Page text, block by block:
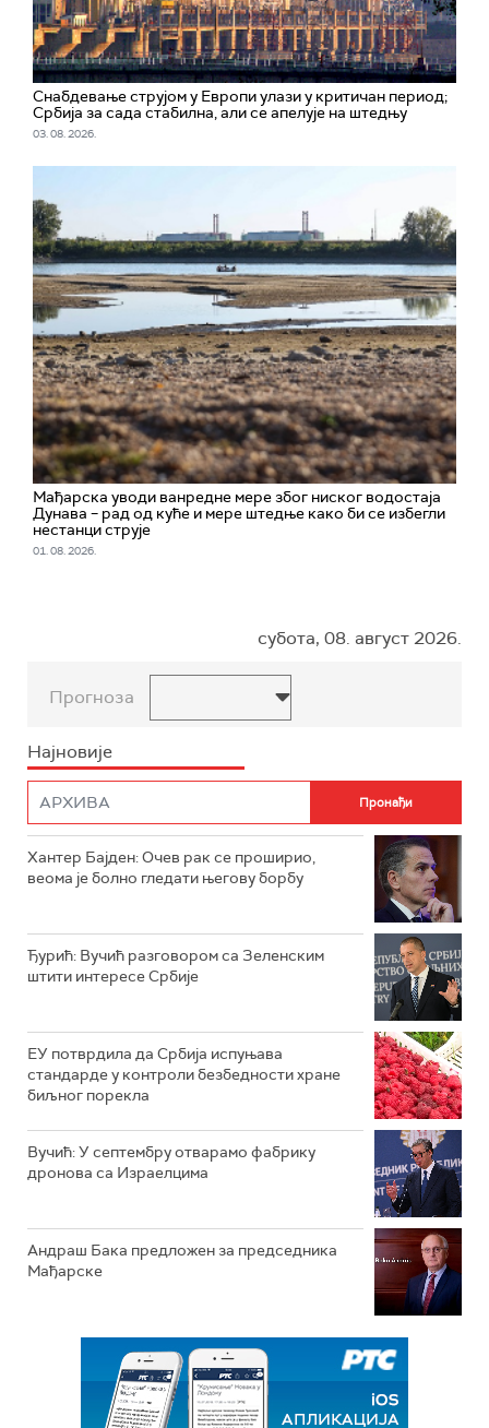
Снабдевање струјом у Европи улази у критичан период;
Србија за сада стабилна, али се апелује на штедњу
03. 08. 2026.
Мађарска уводи ванредне мере због ниског водостаја
Дунава – рад од куће и мере штедње како би се избегли
нестанци струје
01. 08. 2026.
субота, 08. август 2026.
Прогноза
Најновије
Хантер Бајден: Очев рак се проширио,
веома је болно гледати његову борбу
Ђурић: Вучић разговором са Зеленским
штити интересе Србије
ЕУ потврдила да Србија испуњава
стандарде у контроли безбедности хране
биљног порекла
Вучић: У септембру отварамо фабрику
дронова са Израелцима
Андраш Бакa предложен за председника
Мађарске